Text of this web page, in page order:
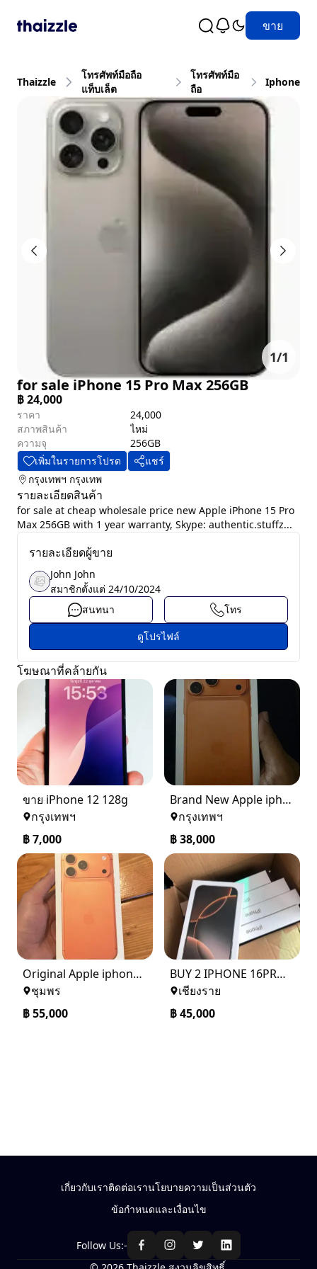
ขาย
Thaizzle
โทรศัพท์มือถือ
แท็บเล็ต
โทรศัพท์มือ
ถือ
Iphone
1/1
for sale iPhone 15 Pro Max 256GB
฿24,000
ราคา
24,000
สภาพสินค้า
ไหม่
ความจุ
256GB
เพิ่มในรายการโปรด
แชร์
กรุงเทพฯ กรุงเทพ
รายละเอียดสินค้า
for sale at cheap wholesale price new Apple iPhone 15 Pro
Max 256GB with 1 year warranty, Skype: authentic.stuffz...
รายละเอียดผู้ขาย
John John
สมาชิกตั้งแต่ 24/10/2024
สนทนา
โทร
ดูโปรไฟล์
โฆษณาที่คล้ายกัน
ขาย iPhone 12 128g
กรุงเทพฯ
฿7,000
Brand New Apple iphone 17Pro Max 256GB Cosmic Orange
กรุงเทพฯ
฿38,000
Original Apple iphone 17 Pro Max Unlocked+ Warranty
ชุมพร
฿55,000
BUY 2 IPHONE 16PRO MAX AND GET 1 IPHONE 15 FOR FREE
เชียงราย
฿45,000
เกี่ยวกับเราติดต่อเรานโยบายความเป็นส่วนตัว
ข้อกำหนดและเงื่อนไข
Follow Us:-